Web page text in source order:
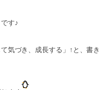
す♪
気づき、成長する」↑と、書き